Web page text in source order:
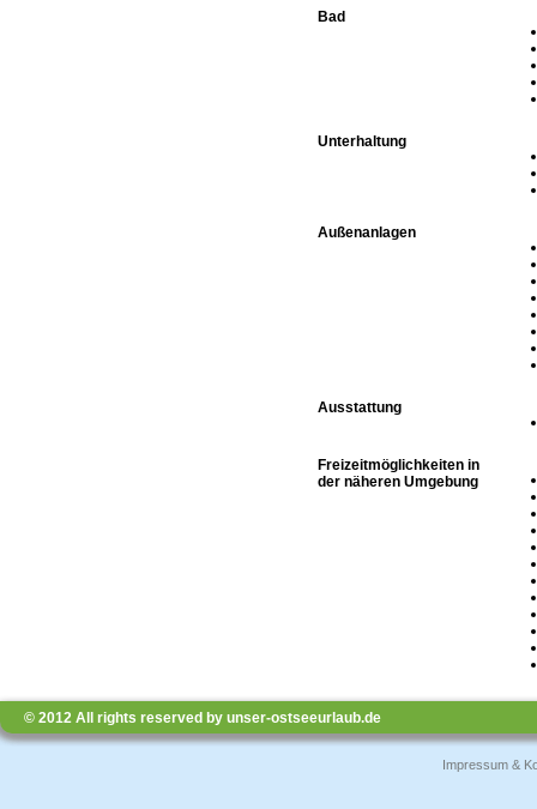
Bad
Unterhaltung
Außenanlagen
Ausstattung
Freizeitmöglichkeiten in
der näheren Umgebung
© 2012 All rights reserved by unser-ostseeurlaub.de
Impressum &